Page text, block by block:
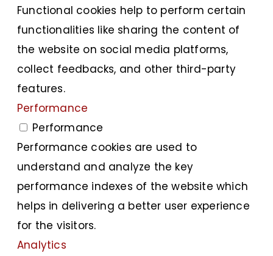
Functional cookies help to perform certain
functionalities like sharing the content of
the website on social media platforms,
collect feedbacks, and other third-party
features.
Performance
Performance
Performance cookies are used to
understand and analyze the key
performance indexes of the website which
helps in delivering a better user experience
for the visitors.
Analytics